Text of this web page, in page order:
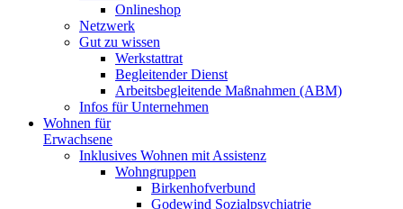
Onlineshop
Netzwerk
Gut zu wissen
Werkstattrat
Begleitender Dienst
Arbeitsbegleitende Maßnahmen (ABM)
Infos für Unternehmen
Wohnen für
Erwachsene
Inklusives Wohnen mit Assistenz
Wohngruppen
Birkenhofverbund
Godewind Sozialpsychiatrie